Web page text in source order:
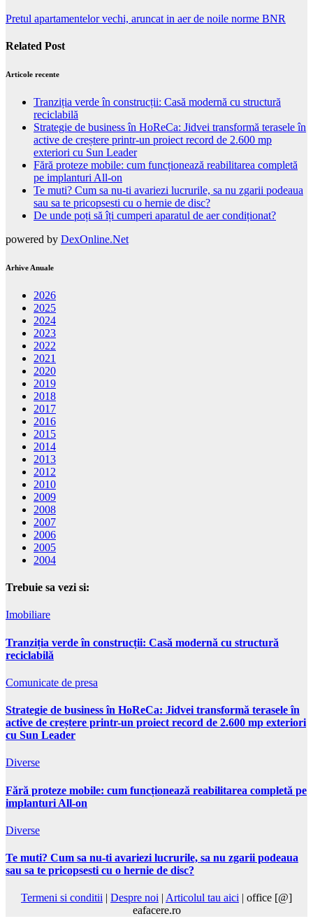
Pretul apartamentelor vechi, aruncat in aer de noile norme BNR
Related Post
Articole recente
Tranziția verde în construcții: Casă modernă cu structură
reciclabilă
Strategie de business în HoReCa: Jidvei transformă terasele în
active de creștere printr-un proiect record de 2.600 mp
exteriori cu Sun Leader
Fără proteze mobile: cum funcționează reabilitarea completă
pe implanturi All-on
Te muti? Cum sa nu-ti avariezi lucrurile, sa nu zgarii podeaua
sau sa te pricopsesti cu o hernie de disc?
De unde poți să îți cumperi aparatul de aer condiționat?
powered by DexOnline.Net
Arhive Anuale
2026
2025
2024
2023
2022
2021
2020
2019
2018
2017
2016
2015
2014
2013
2012
2010
2009
2008
2007
2006
2005
2004
Trebuie sa vezi si:
Imobiliare
Tranziția verde în construcții: Casă modernă cu structură
reciclabilă
Comunicate de presa
Strategie de business în HoReCa: Jidvei transformă terasele în
active de creștere printr-un proiect record de 2.600 mp exteriori
cu Sun Leader
Diverse
Fără proteze mobile: cum funcționează reabilitarea completă pe
implanturi All-on
Diverse
Te muti? Cum sa nu-ti avariezi lucrurile, sa nu zgarii podeaua
sau sa te pricopsesti cu o hernie de disc?
Termeni si conditii Despre noi Articolul tau aici | office [@]
eafacere.ro